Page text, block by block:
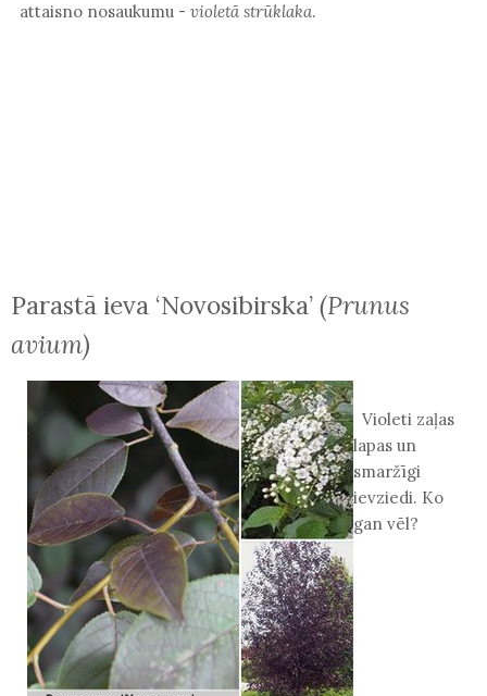
attaisno nosaukumu - violetā strūklaka.
Parastā ieva ‘Novosibirska’ (Prunus
avium)
Violeti zaļas
lapas un
smaržīgi
ievziedi. Ko
gan vēl?